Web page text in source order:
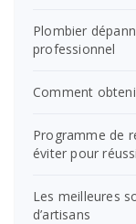
Plombier
professionnel
Comment
Programme de
éviter pour
Les meilleures
d’artisans